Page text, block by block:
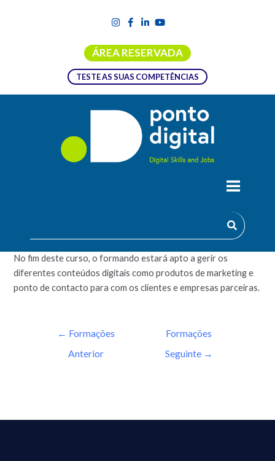
ÁREA RESERVADA
TESTE AS SUAS COMPETÊNCIAS
FORMAÇÃO EMPREGO + DIGITAL |
CRM ANALYTICS
No fim deste curso, o formando estará apto a gerir os
diferentes conteúdos digitais como produtos de marketing e
ponto de contacto para com os clientes e empresas parceiras.
← Formações
Anterior
Formações
Seguinte →